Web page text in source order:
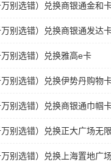
别选错）兑换商银通金和
别选错）兑换商银通发达
别选错）兑换雅高e卡
别选错）兑换伊势丹购物
别选错）兑换商银通巾帼
别选错）兑换正大广场无
别选错）兑换上海置地广